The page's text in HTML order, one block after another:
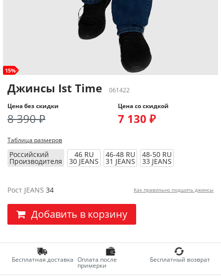
15%
Джинсы Ist Time
061422
Цена без скидки
8 390 ₽
Цена со скидкой
7 130 ₽
Таблица размеров
Российский
Производителя
46 RU
30 JEANS
46-48 RU
31 JEANS
48-50 RU
33 JEANS
Рост JEANS 34 Как правильно подшить джинсы
Добавить в корзину
Бесплатная доставка Оплата после
примерки
Бесплатный возврат